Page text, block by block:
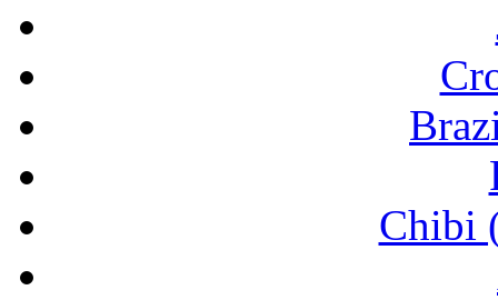
Chibi